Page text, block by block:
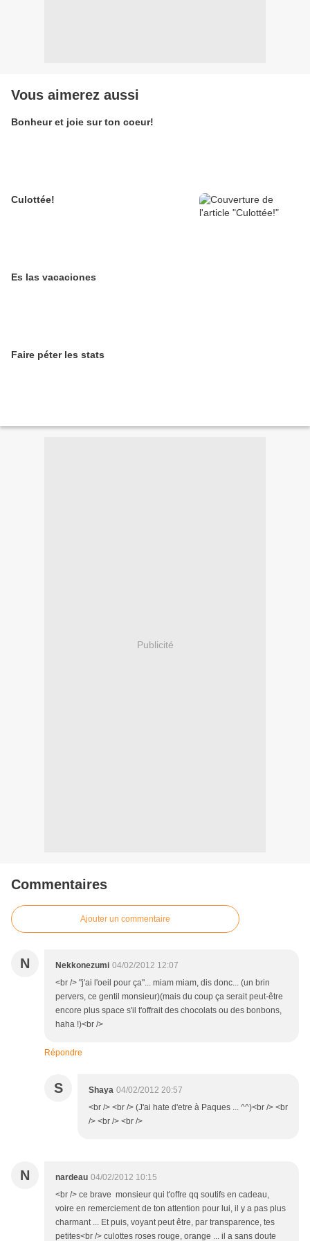
Vous aimerez aussi
Bonheur et joie sur ton coeur!
Culottée!
Es las vacaciones
Faire péter les stats
Publicité
Commentaires
Ajouter un commentaire
N Nekkonezumi 04/02/2012 12:07
<br /> "j'ai l'oeil pour ça"... miam miam, dis donc... (un brin
pervers, ce gentil monsieur)(mais du coup ça serait peut-être
encore plus space s'il t'offrait des chocolats ou des bonbons,
haha !)<br />
Répondre
S Shaya 04/02/2012 20:57
<br /> <br /> (J'ai hate d'etre à Paques ... ^^)<br /> <br
/> <br /> <br />
N nardeau 04/02/2012 10:15
<br /> ce brave monsieur qui t'offre qq soutifs en cadeau,
voire en remerciement de ton attention pour lui, il y a pas plus
charmant ... Et puis, voyant peut être, par transparence, tes
petites<br /> culottes roses rouge, orange ... il a sans doute